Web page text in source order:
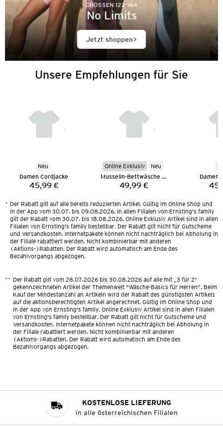
GRÖSSEN 122-164
No Limits
Jetzt shoppen
Unsere Empfehlungen für Sie
Neu
Damen Cordjacke
Preis:
45,99 €
Online Exklusiv
Neu
Musselin-Bettwäsche 135 x 200 cm
Preis:
49,99 €
Damen
* Der Rabatt gilt auf alle bereits reduzierten Artikel. Gültig im Online Shop und
in der App vom 30.07. bis 09.08.2026. In allen Filialen von Ernsting's family
gilt der Rabatt vom 30.07. bis 18.08.2026. Online Exklusiv Artikel sind in allen
Filialen von Ernsting's family bestellbar. Der Rabatt gilt nicht für Gutscheine
und Versandkosten. Internetpakete können nicht nachträglich bei Abholung in
der Filiale rabattiert werden. Nicht kombinierbar mit anderen
(Aktions-)Rabatten. Der Rabatt wird automatisch am Ende des
Bezahlvorgangs abgezogen.
** Der Rabatt gilt vom 28.07.2026 bis 30.08.2026 auf alle mit „3 für 2“
gekennzeichneten Artikel der Themenwelt "Wäsche-Basics für Herren". Beim
Kauf der Mindestanzahl an Artikeln wird der Rabatt des günstigsten Artikels
auf die aktionsberechtigten Artikel angerechnet. Gültig im Online Shop und
in der App von Ernsting's family. Online Exklusiv Artikel sind in allen Filialen
von Ernsting's family bestellbar. Der Rabatt gilt nicht für Gutscheine und
Versandkosten. Internetpakete können nicht nachträglich bei Abholung in
der Filiale rabattiert werden. Nicht kombinierbar mit anderen
(Aktions-)Rabatten. Der Rabatt wird automatisch am Ende des
Bezahlvorgangs abgezogen.
KOSTENLOSE LIEFERUNG
in alle österreichischen Filialen